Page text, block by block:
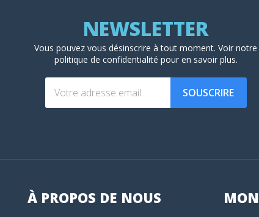
Vous pouvez vous désinscrire à tout moment. Voirnotre
politique de confidentialité pour en savoir plus.
SOUSCRIRE
À PROPOS DE NOUS MON